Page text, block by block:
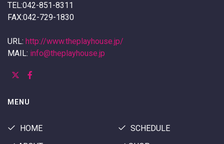
TEL:042-851-8311
FAX:042-729-1830
URL: http://www.theplayhouse.jp/
MAIL: info@theplayhouse.jp
MENU
HOME
SCHEDULE